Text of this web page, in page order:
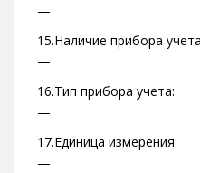
—
15.Наличие прибора
—
16.Тип прибора учета:
—
17.Единица измерения:
—